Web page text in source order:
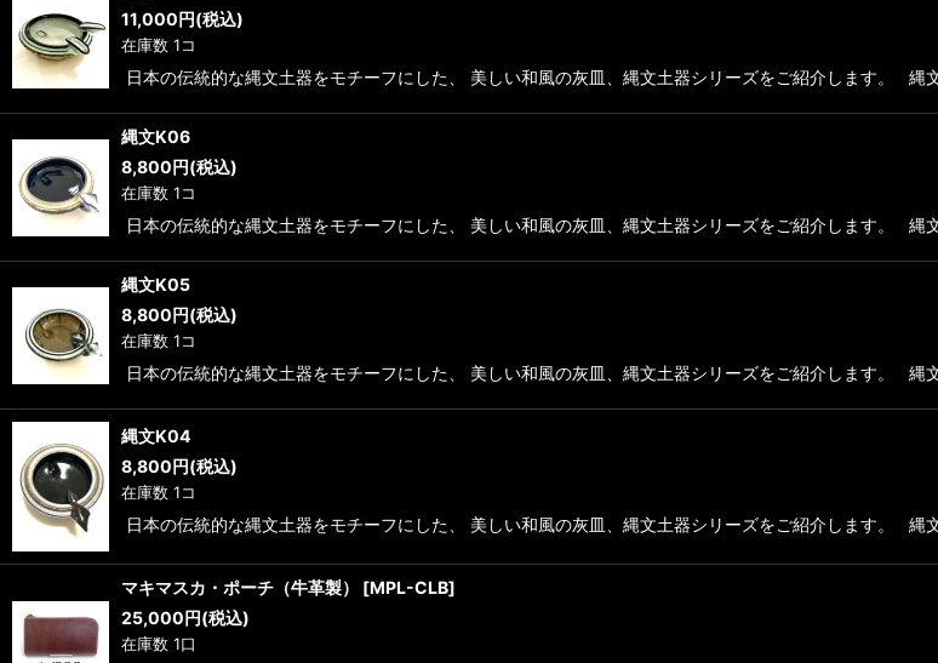
11,000円(税込)
在庫数 1コ
日本の伝統的な縄文土器をモチーフにした、 美しい和風の灰皿、縄文土器シリーズをご紹介します。 縄
縄文K06
8,800円(税込)
在庫数 1コ
日本の伝統的な縄文土器をモチーフにした、 美しい和風の灰皿、縄文土器シリーズをご紹介します。 縄
縄文K05
8,800円(税込)
在庫数 1コ
日本の伝統的な縄文土器をモチーフにした、 美しい和風の灰皿、縄文土器シリーズをご紹介します。 縄
縄文K04
8,800円(税込)
在庫数 1コ
日本の伝統的な縄文土器をモチーフにした、 美しい和風の灰皿、縄文土器シリーズをご紹介します。 縄
マキマスカ・ポーチ（牛革製） [MPL-CLB]
25,000円(税込)
在庫数 1口